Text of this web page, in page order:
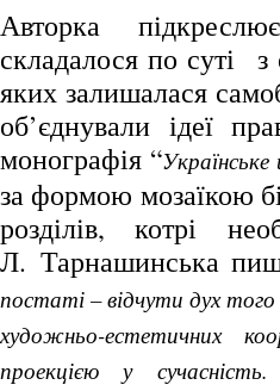
Авторка
складалося по суті з
яких залишалася
об’єднували ідеї
монографія “
за формою мозаїкою
розділів, котрі
Л. Тарнашинська
постаті – відчути дух
художньо-естетичних
проекцією у